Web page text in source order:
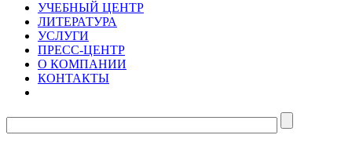
УЧЕБНЫЙ ЦЕНТР
ЛИТЕРАТУРА
УСЛУГИ
ПРЕСС-ЦЕНТР
О КОМПАНИИ
КОНТАКТЫ